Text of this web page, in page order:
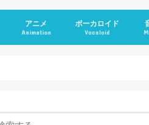
アニメ
Animation
ボーカロイド
Vocaloid